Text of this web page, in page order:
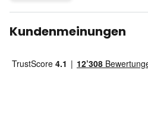
Kundenmeinungen